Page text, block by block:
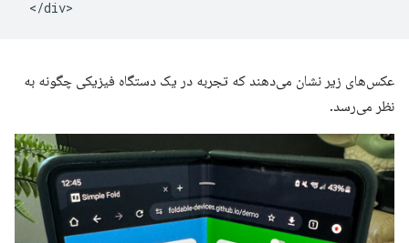
عکس‌های زیر نشان می‌دهند که تجربه در یک دستگاه فیزیکی چگونه به
نظر می‌رسد.